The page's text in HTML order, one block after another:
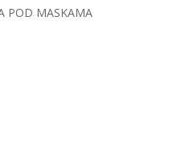
POD MASKAMA